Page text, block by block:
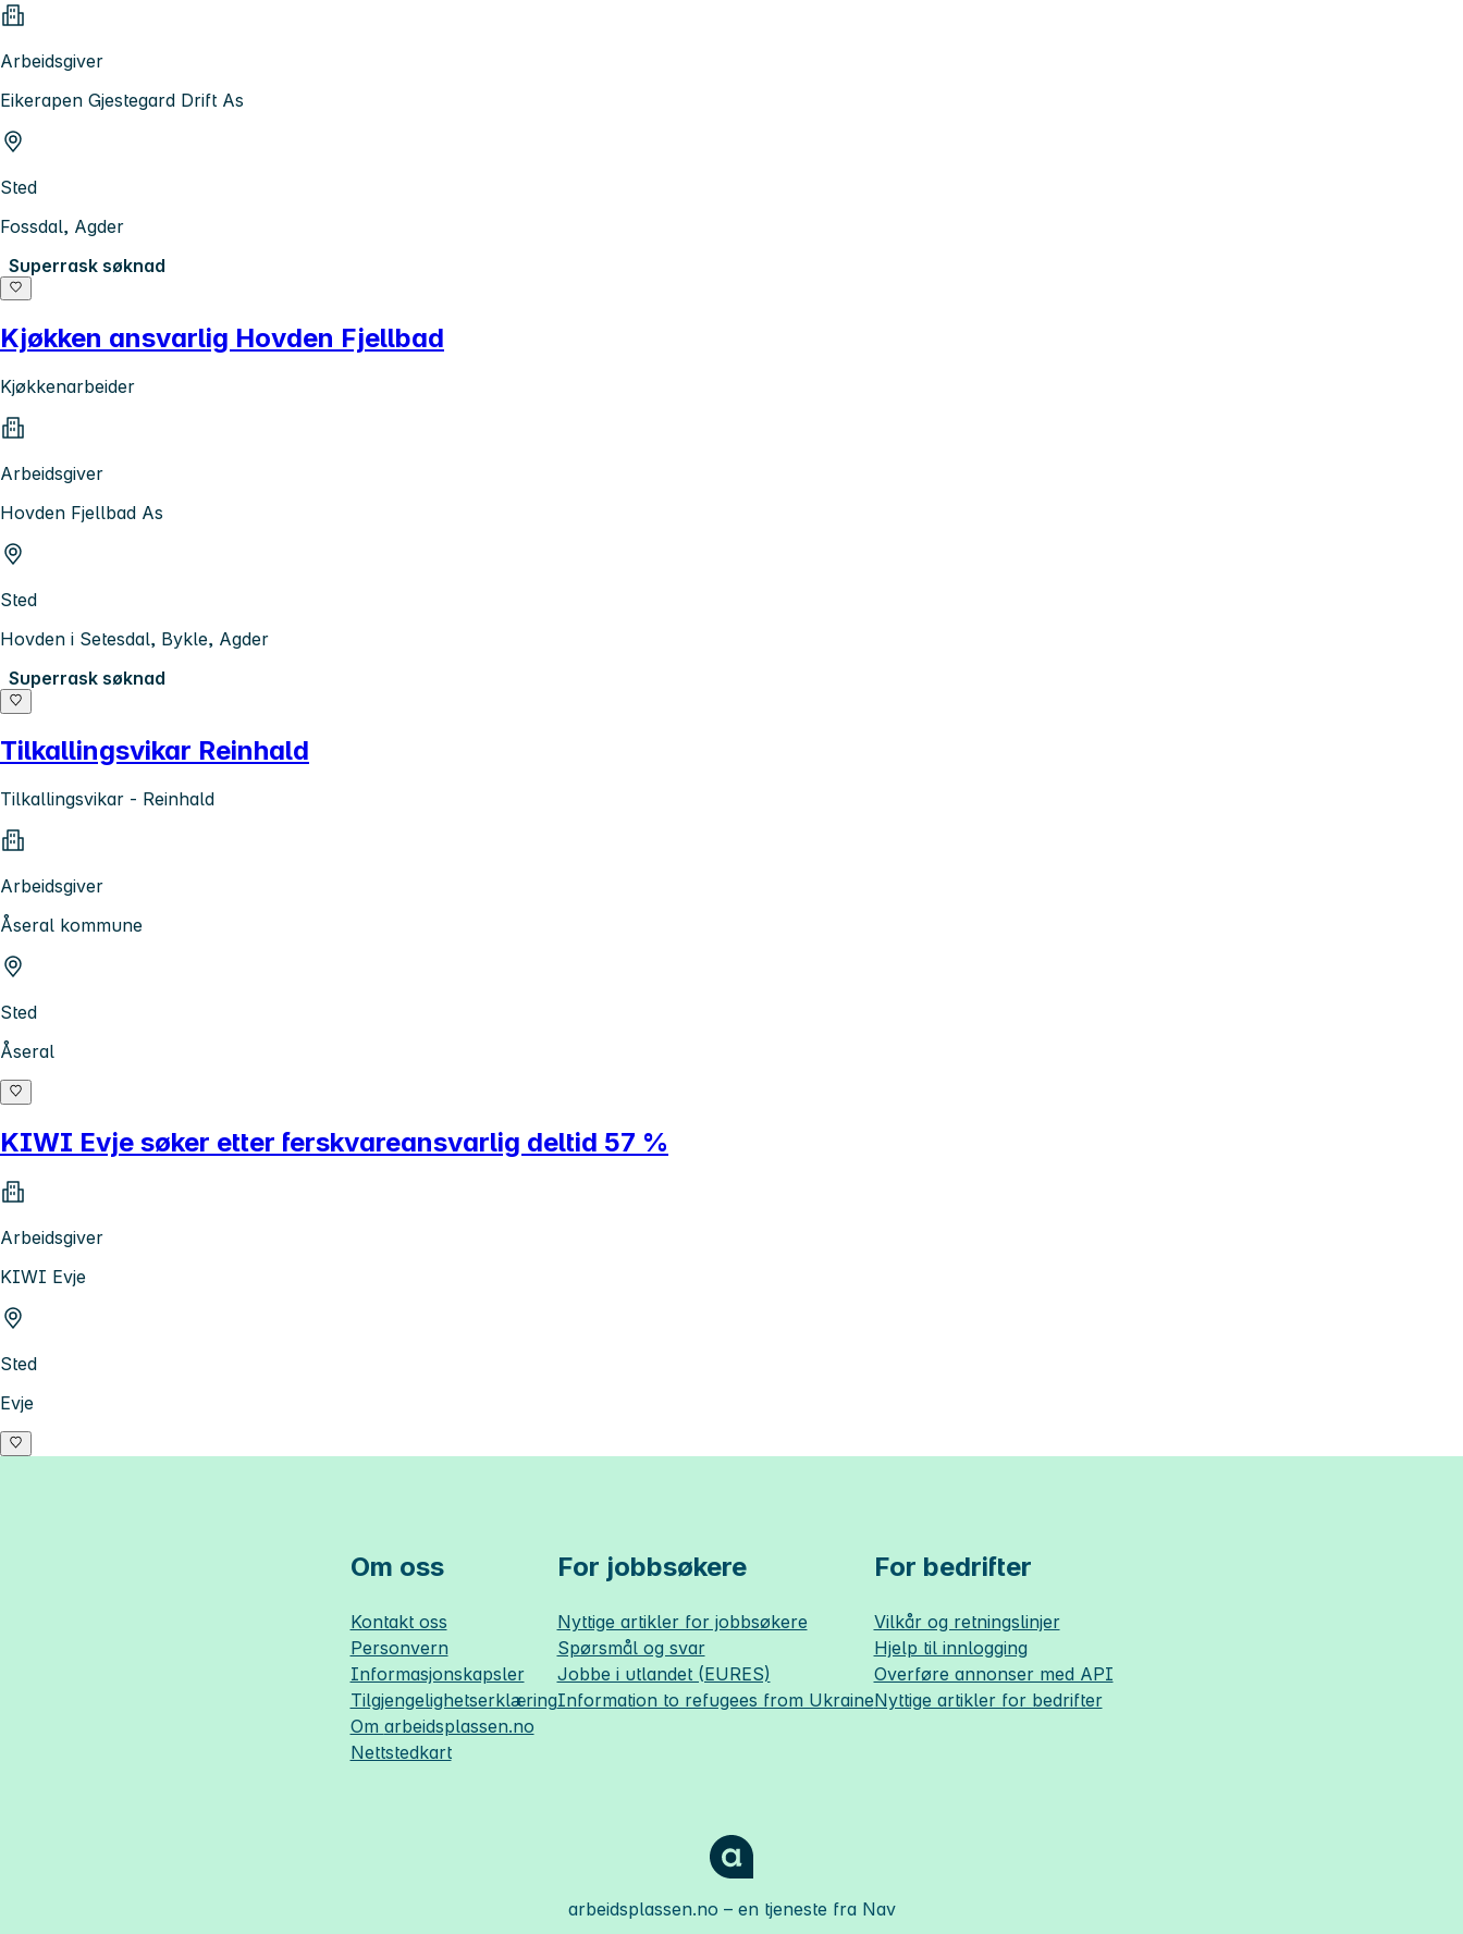
Arbeidsgiver
Eikerapen Gjestegard Drift As
Sted
Fossdal, Agder
Superrask søknad
Kjøkken ansvarlig Hovden Fjellbad
Kjøkkenarbeider
Arbeidsgiver
Hovden Fjellbad As
Sted
Hovden i Setesdal, Bykle, Agder
Superrask søknad
Tilkallingsvikar Reinhald
Tilkallingsvikar - Reinhald
Arbeidsgiver
Åseral kommune
Sted
Åseral
KIWI Evje søker etter ferskvareansvarlig deltid 57 %
Arbeidsgiver
KIWI Evje
Sted
Evje
Om oss
Kontakt oss
Personvern
Informasjonskapsler
Tilgjengelighetserklæring
Om arbeidsplassen.no
Nettstedkart
For jobbsøkere
Nyttige artikler for jobbsøkere
Spørsmål og svar
Jobbe i utlandet (EURES)
Information to refugees from Ukraine
For bedrifter
Vilkår og retningslinjer
Hjelp til innlogging
Overføre annonser med API
Nyttige artikler for bedrifter
arbeidsplassen.no – en tjeneste fra Nav